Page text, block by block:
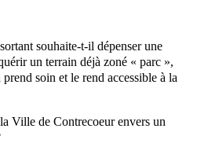
souhaite-t-il dépenser une
un terrain déjà zoné « parc »,
soin et le rend accessible à la
Ville de Contrecoeur envers un